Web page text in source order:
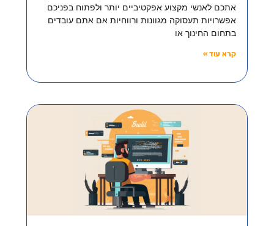
אתכם לאנשי מקצוע אפקטיביים יותר ולפתוח בפניכם
אפשרויות תעסוקה מגוונות ורווחיות אם אתם עובדים
בתחום החינוך או
קרא עוד »